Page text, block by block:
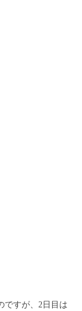
ですが、2日目は